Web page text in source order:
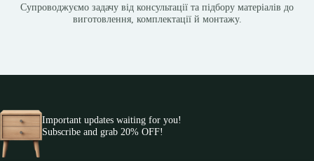
Супроводжуємо задачу від консультації та підбору матеріалів до
виготовлення, комплектації й монтажу.
Important updates waiting for you!
Subscribe and grab 20% OFF!